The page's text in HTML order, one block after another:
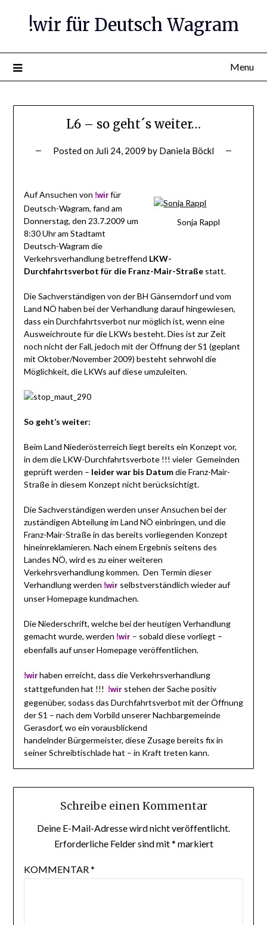
!wir für Deutsch Wagram
Menu
L6 – so geht´s weiter…
Posted on Juli 24, 2009 by Daniela Böckl
Sonja Rappl
Auf Ansuchen von !wirfür
Deutsch-Wagram, fand am
Donnerstag, den 23.7.2009 um
8:30 Uhr am Stadtamt
Deutsch-Wagram die
Verkehrsverhandlung betreffend LKW-
Durchfahrtsverbot für die Franz-Mair-Straße statt.
Die Sachverständigen von der BH Gänserndorf und vom
Land NÖ haben bei der Verhandlung darauf hingewiesen,
dass ein Durchfahrtsverbot nur möglich ist, wenn eine
Ausweichroute für die LKWs besteht. Dies ist zur Zeit
noch nicht der Fall, jedoch mit der Öffnung der S1 (geplant
mit Oktober/November 2009) besteht sehrwohl die
Möglichkeit, die LKWs auf diese umzuleiten.
So geht’s weiter:
Beim Land Niederösterreich liegt bereits ein Konzept vor,
in dem die LKW-Durchfahrtsverbote !!! vieler Gemeinden
geprüft werden – leider war bis Datumdie Franz-Mair-
Straße in diesem Konzept nicht berücksichtigt.
Die Sachverständigen werden unser Ansuchen bei der
zuständigen Abteilung im Land NÖ einbringen, und die
Franz-Mair-Straße in das bereits vorliegenden Konzept
hineinreklamieren. Nach einem Ergebnis seitens des
Landes NÖ, wird es zu einer weiteren
Verkehrsverhandlung kommen. Den Termin dieser
Verhandlung werden !wir selbstverständlich wieder auf
unser Homepage kundmachen.
Die Niederschrift, welche bei der heutigen Verhandlung
gemacht wurde, werden !wir – sobald diese vorliegt –
ebenfalls auf unser Homepage veröffentlichen.
!wirhaben erreicht, dass die Verkehrsverhandlung
stattgefunden hat !!! !wir stehen der Sache positiv
gegenüber, sodass das Durchfahrtsverbot mit der Öffnung
der S1 – nach dem Vorbild unserer Nachbargemeinde
Gerasdorf, wo ein vorausblickend
handelnder Bürgermeister, diese Zusage bereits fix in
seiner Schreibtischlade hat – in Kraft treten kann.
Schreibe einen Kommentar
Deine E-Mail-Adresse wird nicht veröffentlicht.
Erforderliche Felder sind mit* markiert
KOMMENTAR*